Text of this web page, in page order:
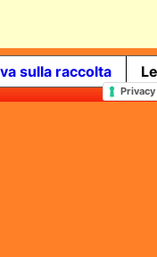
- P.IVA
In qualità di Affiliato
sulla raccolta